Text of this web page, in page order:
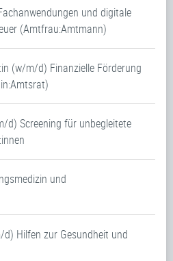
und digitale
(Amtfrau:Amtmann)
(w/m/d) Finanzielle Förderung
d) Screening für unbegleitete
und
Hilfen zur Gesundheit und